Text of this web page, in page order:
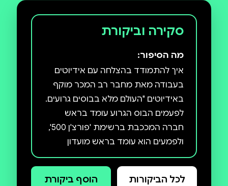
סקירה וביקורת
מה הסיפור:
איך להתמודד בהצלחה עם אידיוטים
בעבודה מאת מחבר רב המכר מוקף
באידיוטים "העולם מלא בבוסים גרועים.
לפעמים הבוס הגרוע עומד בראש
חברה המככבת ברשימת 'פורצ'ן 500',
ולפמעים הוא עומד בראש מועדון
ספורט מקומי. אבל בסופו של דבר הם
מצויים בכל סוגי הארגונים ובכל רמה
לכל הביקורות הוסף ביקורת